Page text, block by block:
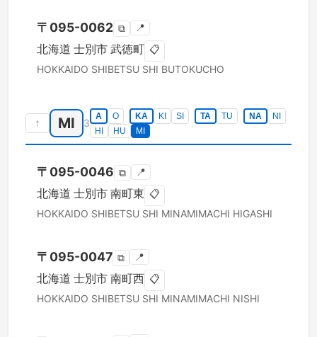
〒 095-0062 ⧉ 📍
北海道 士別市 武徳町 📋
HOKKAIDO SHIBETSU SHI BUTOKUCHO
↑ MI 3
A O KA KI SI TA TU NA
NI
HI
HU MI
〒 095-0046 ⧉ 📍
北海道 士別市 南町東 📋
HOKKAIDO SHIBETSU SHI MINAMIMACHI HIGASHI
〒 095-0047 ⧉ 📍
北海道 士別市 南町西 📋
HOKKAIDO SHIBETSU SHI MINAMIMACHI NISHI